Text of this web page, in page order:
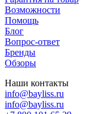
Возможности
Помощь
Блог
Вопрос-ответ
Бренды
Обзоры
Наши контакты
info@bayliss.ru
info@bayliss.ru